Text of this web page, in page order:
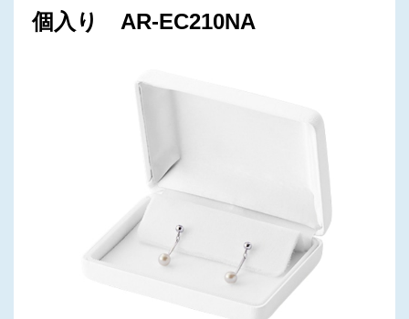
個入り AR-EC210NA